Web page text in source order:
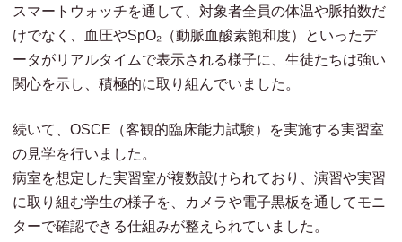
スマートウォッチを通して、対象者全員の体温や脈拍数だ
けでなく、血圧やSpO₂（動脈血酸素飽和度）といったデ
ータがリアルタイムで表示される様子に、生徒たちは強い
関心を示し、積極的に取り組んでいました。
続いて、OSCE（客観的臨床能力試験）を実施する実習室
の見学を行いました。
病室を想定した実習室が複数設けられており、演習や実習
に取り組む学生の様子を、カメラや電子黒板を通してモニ
ターで確認できる仕組みが整えられていました。